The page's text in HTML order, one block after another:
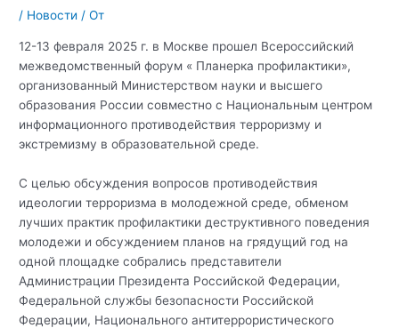
/ Новости / От
12-13 февраля 2025 г. в Москве прошел Всероссийский
межведомственный форум « Планерка профилактики»,
организованный Министерством науки и высшего
образования России совместно с Национальным центром
информационного противодействия терроризму и
экстремизму в образовательной среде.
С целью обсуждения вопросов противодействия
идеологии терроризма в молодежной среде, обменом
лучших практик профилактики деструктивного поведения
молодежи и обсуждением планов на грядущий год на
одной площадке собрались представители
Администрации Президента Российской Федерации,
Федеральной службы безопасности Российской
Федерации, Национального антитеррористического